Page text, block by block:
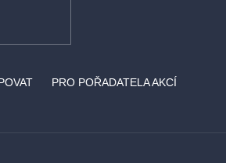
PRO POŘADATELA AKCÍ